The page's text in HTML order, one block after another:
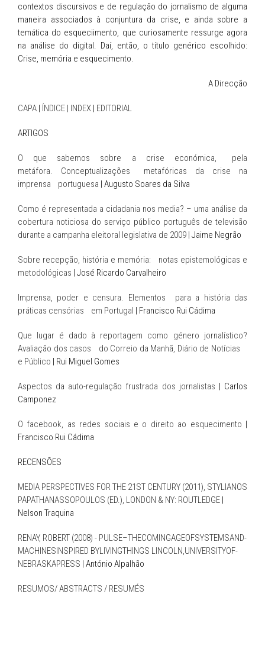
contextos discursivos e de regulação do jornalismo de alguma
maneira associados à conjuntura da crise, e ainda sobre a
temática do esqueciimento, que curiosamente ressurge agora
na análise do digital. Daí, então, o título genérico escolhido:
Crise, memória e esquecimento.
A Direcção
CAPA | ÍNDICE | INDEX | EDITORIAL
ARTIGOS
O que sabemos sobre a crise económica, pela
metáfora. Conceptualizações metafóricas da crise na
imprensa portuguesa | Augusto Soares da Silva
Como é representada a cidadania nos media? – uma análise da
cobertura noticiosa do serviço público português de televisão
durante a campanha eleitoral legislativa de 2009 | Jaime Negrão
Sobre recepção, história e memória: notas epistemológicas e
metodológicas | José Ricardo Carvalheiro
Imprensa, poder e censura. Elementos para a história das
práticas censórias em Portugal | Francisco Rui Cádima
Que lugar é dado à reportagem como género jornalístico?
Avaliação dos casos do Correio da Manhã, Diário de Notícias
e Público | Rui Miguel Gomes
Aspectos da auto-regulação frustrada dos jornalistas | Carlos
Camponez
O facebook, as redes sociais e o direito ao esquecimento |
Francisco Rui Cádima
RECENSÕES
MEDIA PERSPECTIVES FOR THE 21ST CENTURY (2011), STYLIANOS
PAPATHANASSOPOULOS (ED.), LONDON & NY: ROUTLEDGE |
Nelson Traquina
RENAY, ROBERT (2008) - PULSE­–­THE­COMING­AGE­OF­SYSTEMS­AND­
MACHINES­INSPIRED­ BY­LIVING­THINGS LINCOLN,­UNIVERSITY­OF­
NEBRASKA­PRESS | António Alpalhão
RESUMOS/ ABSTRACTS / RESUMÉS